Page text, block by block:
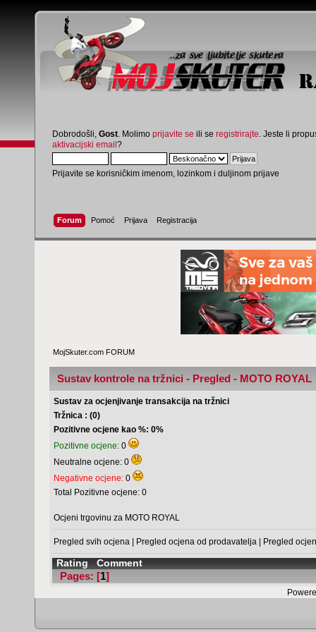
Dobrodošli, Gost . Molimo prijavite se ili se registrirajte . Jeste li
aktivacijski email?
Prijavite se korisničkim imenom, lozinkom i duljinom prijave
Forum Pomoć Prijava Registracija
MojSkuter.com FORUM
Sustav kontrole na tržnici - Pregled - MOTO ROYAL
Sustav za ocjenjivanje transakcija na tržnici
Tržnica : (0)
Pozitivne ocjene kao %: 0%
Pozitivne ocjene: 0
Neutralne ocjene: 0
Negativne ocjene: 0
Total Pozitivne ocjene: 0
Ocjeni trgovinu za MOTO ROYAL
Pregled svih ocjena | Pregled ocjena od prodavatelja | Pregled
Rating Comment
Pages: [1]